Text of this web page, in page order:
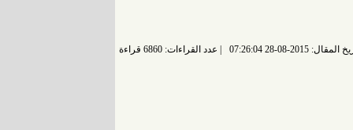
2015-08-28 07:26:04